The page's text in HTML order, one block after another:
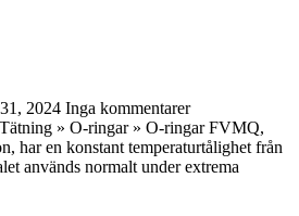
2024 Inga kommentarer
» O-ringar » O-ringar FVMQ,
har en konstant temperaturtålighet från
används normalt under extrema